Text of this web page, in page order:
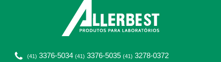
(41) 3376-5034 (41) 3376-5035 (41) 3278-0372